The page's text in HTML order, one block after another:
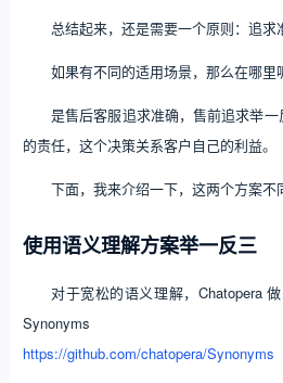
总结起来，还是需要一个原则：追求
如果有不同的适用场景，那么在哪里
是售后客服追求准确，售前追求举
的责任，这个决策关系客户自己的利益。
下面，我来介绍一下，这两个方案不
使用语义理解方案举一反三
对于宽松的语义理解，Chatopera
Synonyms
https://github.com/chatopera/Synonyms